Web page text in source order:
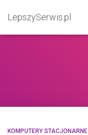
LepszySerwis.pl
KOMPUTERY STACJONARNE